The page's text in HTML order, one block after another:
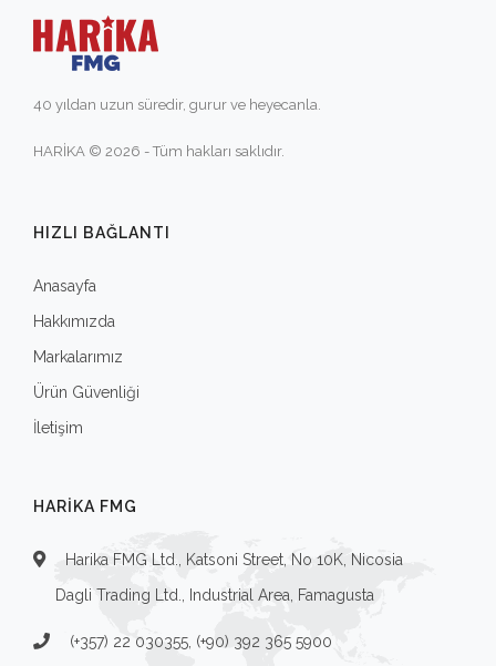
40 yıldan uzun süredir, gurur ve heyecanla.
HARİKA © 2026 - Tüm hakları saklıdır.
HIZLI BAĞLANTI
Anasayfa
Hakkımızda
Markalarımız
Ürün Güvenliği
İletişim
HARIKA FMG
Harika FMG Ltd., Katsoni Street, No 10K, Nicosia
Dagli Trading Ltd., Industrial Area, Famagusta
(+357) 22 030355, (+90) 392 365 5900